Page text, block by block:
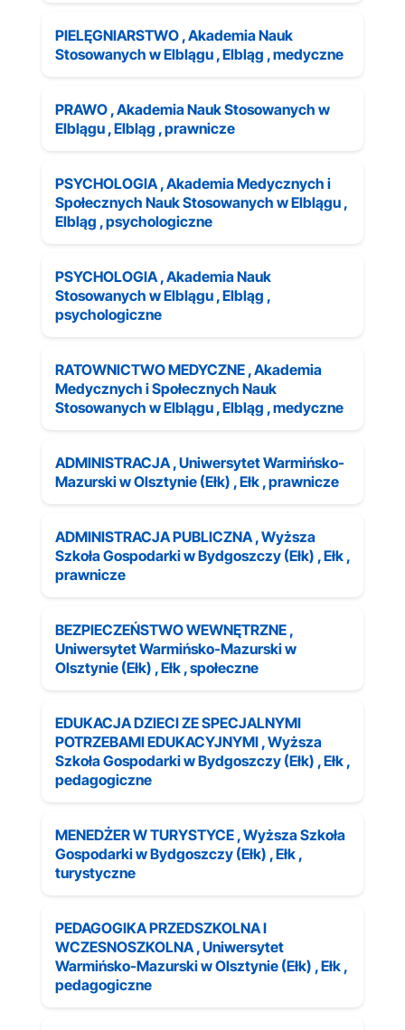
PIELĘGNIARSTWO , Akademia Nauk
Stosowanych w Elblągu , Elbląg , medyczne
PRAWO , Akademia Nauk Stosowanych w
Elblągu , Elbląg , prawnicze
PSYCHOLOGIA , Akademia Medycznych i
Społecznych Nauk Stosowanych w Elblągu ,
Elbląg , psychologiczne
PSYCHOLOGIA , Akademia Nauk
Stosowanych w Elblągu , Elbląg ,
psychologiczne
RATOWNICTWO MEDYCZNE , Akademia
Medycznych i Społecznych Nauk
Stosowanych w Elblągu , Elbląg , medyczne
ADMINISTRACJA , Uniwersytet Warmińsko-
Mazurski w Olsztynie (Ełk) , Ełk , prawnicze
ADMINISTRACJA PUBLICZNA , Wyższa
Szkoła Gospodarki w Bydgoszczy (Ełk) , Ełk ,
prawnicze
BEZPIECZEŃSTWO WEWNĘTRZNE ,
Uniwersytet Warmińsko-Mazurski w
Olsztynie (Ełk) , Ełk , społeczne
EDUKACJA DZIECI ZE SPECJALNYMI
POTRZEBAMI EDUKACYJNYMI , Wyższa
Szkoła Gospodarki w Bydgoszczy (Ełk) , Ełk ,
pedagogiczne
MENEDŻER W TURYSTYCE , Wyższa Szkoła
Gospodarki w Bydgoszczy (Ełk) , Ełk ,
turystyczne
PEDAGOGIKA PRZEDSZKOLNA I
WCZESNOSZKOLNA , Uniwersytet
Warmińsko-Mazurski w Olsztynie (Ełk) , Ełk ,
pedagogiczne